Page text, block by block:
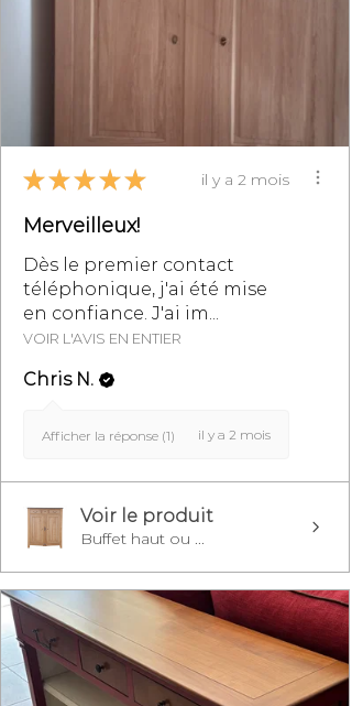
la section des Conditions
★ ★ ★ ★ ★ il y a 2 mois
Merveilleux!
Dès le premier contact
téléphonique, j'ai été mise
en confiance. J'ai im...
VOIR L'AVIS EN ENTIER
Chris N.
Afficher la réponse (1) il y a 2 mois
Voir le produit
Buffet haut ou ...